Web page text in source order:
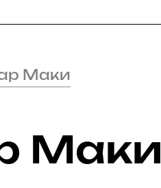
Маки
Маки